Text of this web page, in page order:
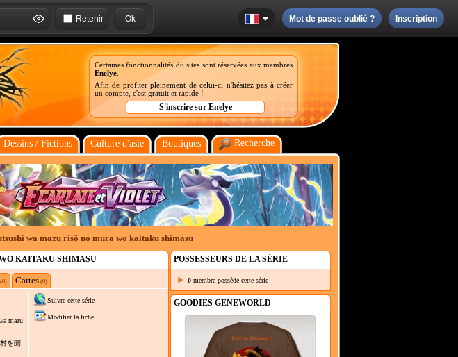
Retenir Mot de passe oublié ? Inscription
Certaines fonctionnalités du sites sont réservées aux membres
Enelye
Afin de profiter pleinement de celui-ci n'hésitez pas à créer
un compte, c'est gratuit et rapide !
Dessins / Fictions Culture d'asie Boutiques Recherche
wa mazu risô no mura wo kaitaku shimasu
KAITAKU SHIMASU
Cartes(0)
mazu
を開
Suivre cette série
Modifier la fiche
POSSESSEURS DE LA SÉRIE
0 membre possède cette série
GOODIES GENEWORLD